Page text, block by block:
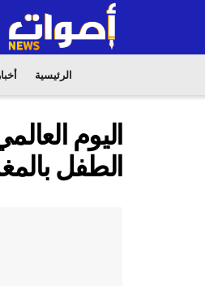
الرئيسية
اليوم
الطفل